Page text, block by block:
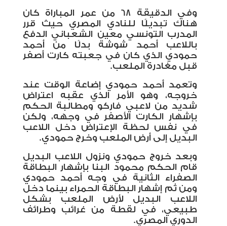
وفي الدقيقة 68 من عمر المباراة كان
هناك تبديلًا للنادي المصري حيث قرر
المدرب التونسي معين الشعباني الدفع
باللاعب أحمد شوشة بدلًا من أحمد
حمودي الذي كان في جعبته كارت أصفر
قبل مغادرة الملعب.
وتعمد أحمد حمودي إضاعة الوقت عند
خروجه، وهو الأمر الذي عقبه اعتراض
شديد من لاعبي فاركو ومطالبة الحكم
بإشهار الكارت الأصفر في وجهه، ولكن
في نفس لحظة الإعتراض دخل اللاعب
البديل إلى أرض الملعب وخرج حمودي.
وبعد خروج حمودي ونزول اللاعب البديل
قام الحكم محمود البنا بإشهار البطاقة
الصفراء الثانية في وجه أحمد حمودي
ومن ثم إشهار البطاقة الحمراء بينما دخل
اللاعب البديل لأرض الملعب بشكل
طبيعي، في لقطة من غرائب وطرائف
الدوري المصري.